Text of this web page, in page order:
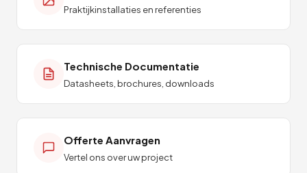
Praktijkinstallaties en referenties
Technische Documentatie
Datasheets, brochures, downloads
Offerte Aanvragen
Vertel ons over uw project